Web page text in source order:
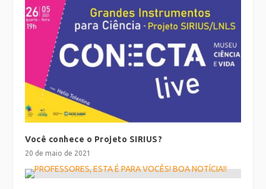
Você conhece o Projeto SIRIUS?
20 de maio de 2021